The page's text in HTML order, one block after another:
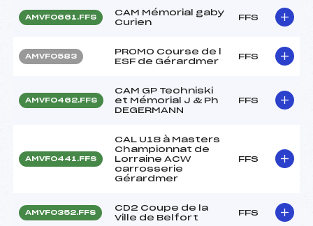
AMVF0661.FFS
CAM Mémorial gaby
Curien
FFS
AMVF0583
PROMO Course de l
ESF de Gérardmer
FFS
AMVF0462.FFS
CAM GP Techniski
et Mémorial J & Ph
DEGERMANN
FFS
AMVF0441.FFS
CAL U18 à Masters
Championnat de
Lorraine ACW
carrosserie
Gérardmer
FFS
AMVF0352.FFS
CD2 Coupe de la
Ville de Belfort
FFS